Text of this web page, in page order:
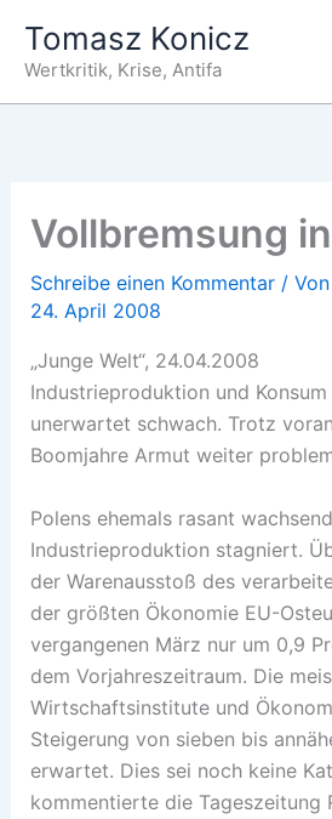
Inhalt
springen
Tomasz Konicz
Wertkritik, Krise, Antifa
Vollbremsung
Schreibe einen Kommentar / Von
24. April 2008
„Junge Welt“, 24.04.2008
Industrieproduktion und
unerwartet schwach. Trotz
Boomjahre Armut weiter
Polens ehemals rasant
Industrieproduktion stagniert.
der Warenausstoß des
der größten Ökonomie EU-
vergangenen März nur um 0,9
dem Vorjahreszeitraum. Die
Wirtschaftsinstitute und
Steigerung von sieben bis
erwartet. Dies sei noch keine
kommentierte die Tageszeitung